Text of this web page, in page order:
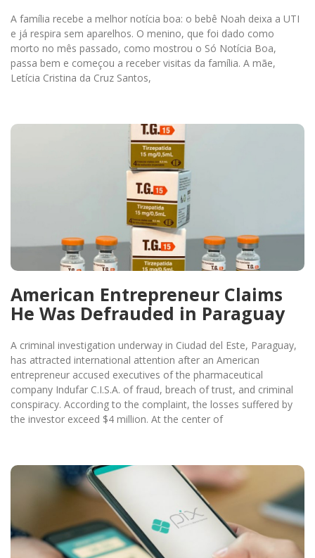
A família recebe a melhor notícia boa: o bebê Noah deixa a UTI
e já respira sem aparelhos. O menino, que foi dado como
morto no mês passado, como mostrou o Só Notícia Boa,
passa bem e começou a receber visitas da família. A mãe,
Letícia Cristina da Cruz Santos,
American Entrepreneur Claims
He Was Defrauded in Paraguay
A criminal investigation underway in Ciudad del Este, Paraguay,
has attracted international attention after an American
entrepreneur accused executives of the pharmaceutical
company Indufar C.I.S.A. of fraud, breach of trust, and criminal
conspiracy. According to the complaint, the losses suffered by
the investor exceed $4 million. At the center of